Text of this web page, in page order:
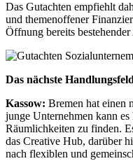
Das Gutachten empfiehlt
und themenoffener
Öffnung bereits
Das nächste
Kassow: Bremen hat einen
junge Unternehmen kann es
Räumlichkeiten zu finden.
das Creative Hub, darüber
nach flexiblen und